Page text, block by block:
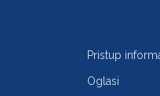
Pristup
Oglasi